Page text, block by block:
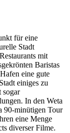
für eine
Stadt
mit
Baristas
eine gute
einiges zu
sogar
In den Weta
90-minütigen Tour
eine Menge
diverser Filme.